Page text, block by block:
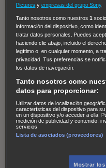
Evolution Terapia de
Hailey Dean
NCIS: Nueva Orleans
The Shield: Al
The Killing Kind
Chicago Fire
de personas
Ladrón de guante
AXN Masters of Sex
Nevers Crossing
defender a un asesino
Pictures yempresas del grupo Sony.
Tanto nosotros como nuestros1
información del dispositivo, como
tratar datos personales. Puedes
haciendo clic abajo, incluido el
legítimo o, en cualquier momento, a
privacidad. Tus preferencias se
los datos de navegación.
Tanto nosotros como
datos para proporcionar:
Utilizar datos de localización
características del dispositivo para
en un dispositivo y/o acceder a ella.
medición de publicidad y contenido,
servicios.
Lista de asociados (proveedores)
Mostrar